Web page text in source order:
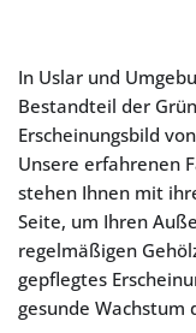
In Uslar und
Bestandteil der
Erscheinungsbild
Unsere erfahrenen
stehen Ihnen mit
Seite, um Ihren
regelmäßigen
gepflegtes
gesunde Wachstum